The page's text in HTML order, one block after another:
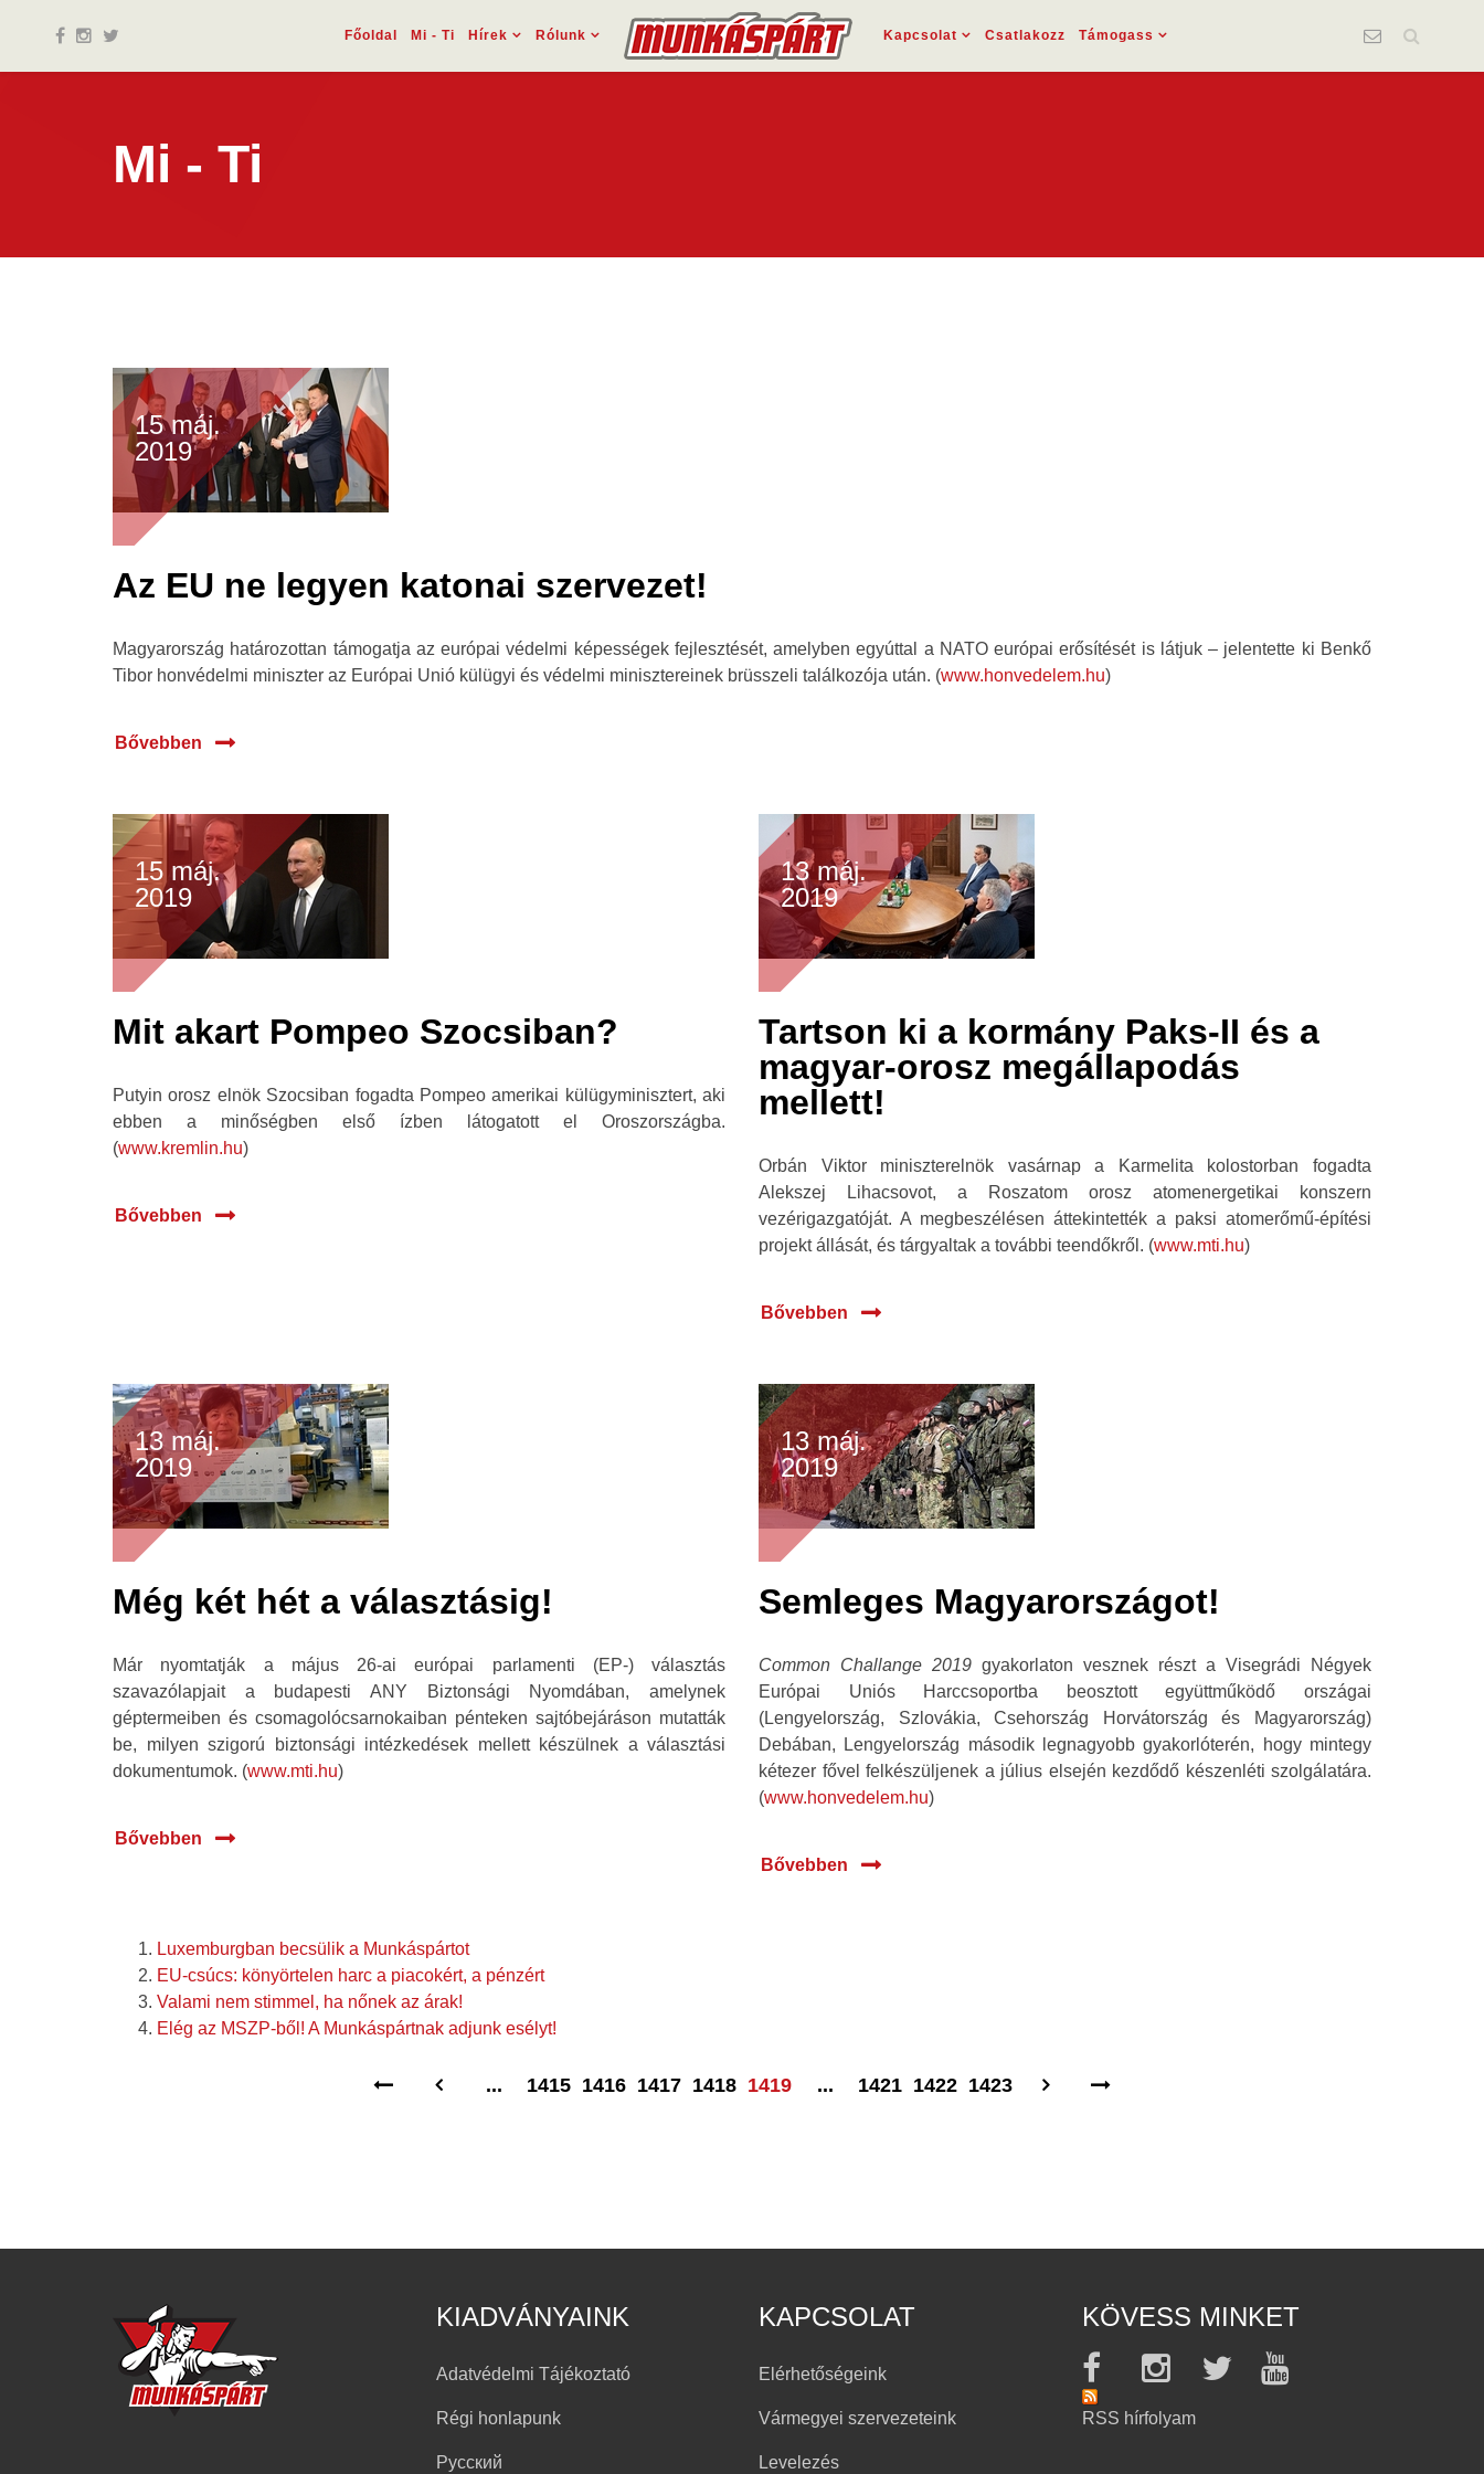
Főoldal Mi - Ti Hírek Rólunk Kapcsolat Csatlakozz Támogass
Mi - Ti
15 máj.
2019
Az EU ne legyen katonai szervezet!
Magyarország határozottan támogatja az európai védelmi képességek fejlesztését, amelyben egyúttal a NATO európai erősítését is látjuk – jelentette ki Benkő
Tibor honvédelmi miniszter az Európai Unió külügyi és védelmi minisztereinek brüsszeli találkozója után. (www.honvedelem.hu)
Bővebben
15 máj.
2019
Mit akart Pompeo Szocsiban?
Putyin orosz elnök Szocsiban fogadta Pompeo amerikai külügyminisztert, aki
ebben a minőségben első ízben látogatott el Oroszországba.
(www.kremlin.hu)
Bővebben
13 máj.
2019
Tartson ki a kormány Paks-II és a
magyar-orosz megállapodás
mellett!
Orbán Viktor miniszterelnök vasárnap a Karmelita kolostorban fogadta
Alekszej Lihacsovot, a Roszatom orosz atomenergetikai konszern
vezérigazgatóját. A megbeszélésen áttekintették a paksi atomerőmű-építési
projekt állását, és tárgyaltak a további teendőkről. (www.mti.hu)
Bővebben
13 máj.
2019
Még két hét a választásig!
Már nyomtatják a május 26-ai európai parlamenti (EP-) választás
szavazólapjait a budapesti ANY Biztonsági Nyomdában, amelynek
géptermeiben és csomagolócsarnokaiban pénteken sajtóbejáráson mutatták
be, milyen szigorú biztonsági intézkedések mellett készülnek a választási
dokumentumok. (www.mti.hu)
Bővebben
13 máj.
2019
Semleges Magyarországot!
Common Challange 2019 gyakorlaton vesznek részt a Visegrádi Négyek
Európai Uniós Harccsoportba beosztott együttműködő országai
(Lengyelország, Szlovákia, Csehország Horvátország és Magyarország)
Debában, Lengyelország második legnagyobb gyakorlóterén, hogy mintegy
kétezer fővel felkészüljenek a július elsején kezdődő készenléti szolgálatára.
(www.honvedelem.hu)
Bővebben
Luxemburgban becsülik a Munkáspártot
EU-csúcs: könyörtelen harc a piacokért, a pénzért
Valami nem stimmel, ha nőnek az árak!
Elég az MSZP-ből! A Munkáspártnak adjunk esélyt!
... 1415 1416 1417 1418 1419 ... 1421 1422 1423
KIADVÁNYAINK
Adatvédelmi Tájékoztató
Régi honlapunk
Русский
KAPCSOLAT
Elérhetőségeink
Vármegyei szervezeteink
Levelezés
KÖVESS MINKET
RSS hírfolyam